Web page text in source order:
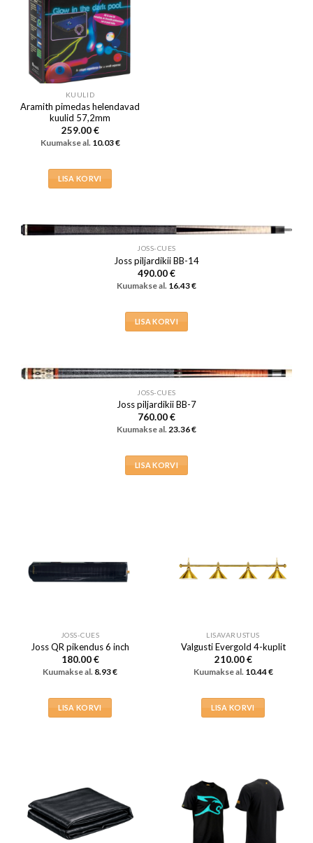
KUULID
Aramith pimedas helendavad
kuulid 57,2mm
259.00€
Kuumakse al. 10.03€
LISA KORVI
JOSS-CUES
Joss piljardikii BB-14
490.00€
Kuumakse al. 16.43€
LISA KORVI
JOSS-CUES
Joss piljardikii BB-7
760.00€
Kuumakse al. 23.36€
LISA KORVI
JOSS-CUES
Joss QR pikendus 6 inch
180.00€
Kuumakse al. 8.93€
LISA KORVI
LISAVARUSTUS
Valgusti Evergold 4-kuplit
210.00€
Kuumakse al. 10.44€
LISA KORVI